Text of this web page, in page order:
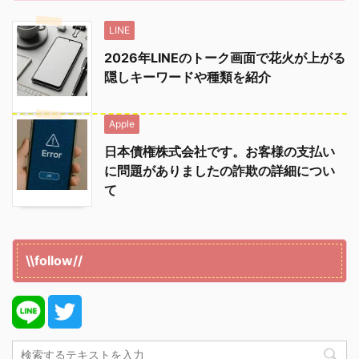
LINE
2026年LINEのトーク画面で花火が上がる
隠しキーワードや種類を紹介
Apple
日本債権株式会社です。お客様の支払い
に問題がありましたの詐欺の詳細につい
て
\\follow//